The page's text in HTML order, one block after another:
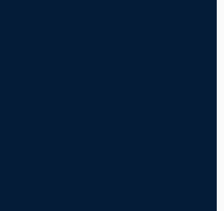
サー、SDK、リソースに